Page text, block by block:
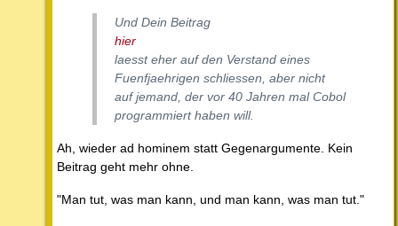
Und Dein Beitrag
hier
laesst eher auf den Verstand eines
Fuenfjaehrigen schliessen, aber nicht
auf jemand, der vor 40 Jahren mal Cobol
programmiert haben will.
Ah, wieder ad hominem statt Gegenargumente. Kein
Beitrag geht mehr ohne.
"Man tut, was man kann, und man kann, was man tut."